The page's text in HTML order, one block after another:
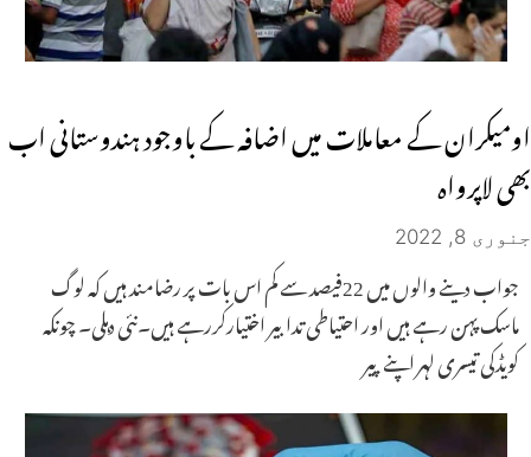
اومیکران کے معاملات میں اضافہ کے باوجود ہندوستانی اب
بھی لاپرواہ
جنوری 8, 2022
جواب دینے والوں میں 22فیصد سے کم اس بات پر رضامند ہیں کہ لوگ
ماسک پہن رہے ہیں اور احتیاطی تدابیر اختیارکررہے ہیں۔نئی دہلی۔ چونکہ
کویڈکی تیسری لہر اپنے پیر